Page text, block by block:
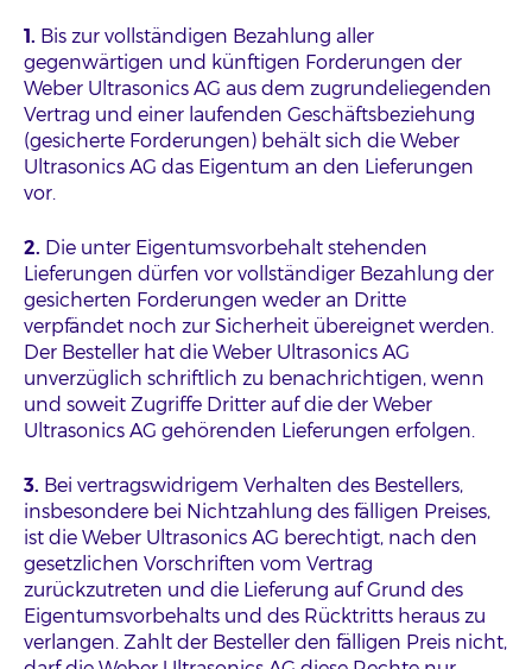
1. Bis zur vollständigen Bezahlung aller
gegenwärtigen und künftigen Forderungen der
Weber Ultrasonics AG aus dem zugrundeliegenden
Vertrag und einer laufenden Geschäftsbeziehung
(gesicherte Forderungen) behält sich die Weber
Ultrasonics AG das Eigentum an den Lieferungen
vor.
2. Die unter Eigentumsvorbehalt stehenden
Lieferungen dürfen vor vollständiger Bezahlung der
gesicherten Forderungen weder an Dritte
verpfändet noch zur Sicherheit übereignet werden.
Der Besteller hat die Weber Ultrasonics AG
unverzüglich schriftlich zu benachrichtigen, wenn
und soweit Zugriffe Dritter auf die der Weber
Ultrasonics AG gehörenden Lieferungen erfolgen.
3. Bei vertragswidrigem Verhalten des Bestellers,
insbesondere bei Nichtzahlung des fälligen Preises,
ist die Weber Ultrasonics AG berechtigt, nach den
gesetzlichen Vorschriften vom Vertrag
zurückzutreten und die Lieferung auf Grund des
Eigentumsvorbehalts und des Rücktritts heraus zu
verlangen. Zahlt der Besteller den fälligen Preis nicht,